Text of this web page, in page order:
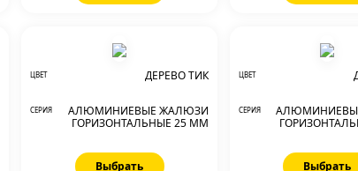
ЦВЕТ ДЕРЕВО ТИК
СЕРИЯ
АЛЮМИНИЕВЫЕ ЖАЛЮЗИ
ГОРИЗОНТАЛЬНЫЕ 25 ММ
Выбрать
ЦВЕТ
СЕРИЯ
Выбрать